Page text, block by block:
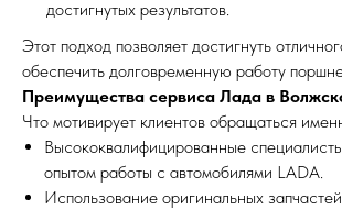
достигнутых результатов.
Этот подход позволяет достигнуть
обеспечить долговременную работу
Преимущества сервиса Лада в
Что мотивирует клиентов обращаться
Высококвалифицированные
опытом работы с автомобилями LADA.
Использование оригинальных